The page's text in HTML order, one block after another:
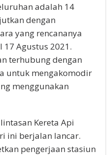
adalah 14
dengan
yang rencananya
Agustus 2021.
terhubung dengan
untuk mengakomodir
menggunakan
Kereta Api
ini berjalan lancar.
pengerjaan stasiun